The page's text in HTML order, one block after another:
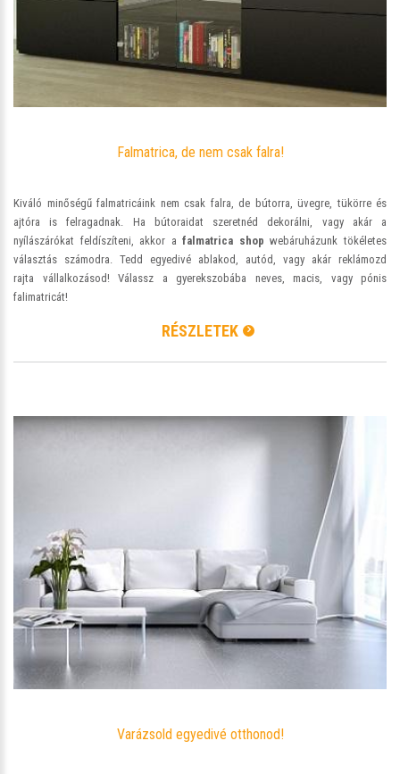
Falmatrica, de nem csak falra!
Kiváló minőségű falmatricáink nem csak falra, de bútorra, üvegre, tükörre és
ajtóra is felragadnak. Ha bútoraidat szeretnéd dekorálni, vagy akár a
nyílászárókat feldíszíteni, akkor afalmatrica shop webáruházunk tökéletes
választás számodra. Tedd egyedivé ablakod, autód, vagy akár reklámozd
rajta vállalkozásod! Válassz a gyerekszobába neves, macis, vagy pónis
falimatricát!
RÉSZLETEK
Varázsold egyedivé otthonod!